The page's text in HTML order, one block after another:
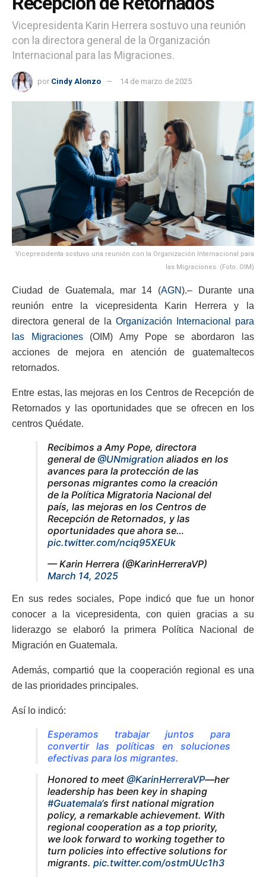
Vicepresidenta Karin Herrera sostuvo una reunión
con la directora general de la Organización
Internacional para las Migraciones.
por Cindy Alonzo 14 de marzo de 2025
Vicepresidenta sostuvo una reunión con la Organización Internacional para
las Migraciones. (Foto: OIM)
Ciudad de Guatemala, mar 14 (AGN).– Durante una
reunión entre la vicepresidenta Karin Herrera y la
directora general de la Organización Internacional para
las Migraciones(OIM) Amy Pope se abordaron las
acciones de mejora en atención de guatemaltecos
retornados.
Entre estas, las mejoras en los Centros de Recepción de
Retornados y las oportunidades que se ofrecen en los
centros Quédate.
Recibimos a Amy Pope, directora
general de @UNmigration aliados en los
avances para la protección de las
personas migrantes como la creación
de la Política Migratoria Nacional del
país, las mejoras en los Centros de
Recepción de Retornados, y las
oportunidades que ahora se…
pic.twitter.com/nciq95XEUk
— Karin Herrera (@KarinHerreraVP)
March 14, 2025
En sus redes sociales, Pope indicó que fue un honor
conocer a la vicepresidenta, con quien gracias a su
liderazgo se elaboró la primera Política Nacional de
Migración en Guatemala.
Además, compartió que la cooperación regional es una
de las prioridades principales.
Así lo indicó:
Esperamos trabajar juntos para
convertir las políticas en soluciones
efectivas para los migrantes.
Honored to meet @KarinHerreraVP—her
leadership has been key in shaping
#Guatemala‘s first national migration
policy, a remarkable achievement. With
regional cooperation as a top priority,
we look forward to working together to
turn policies into effective solutions for
migrants. pic.twitter.com/ostmUUc1h3